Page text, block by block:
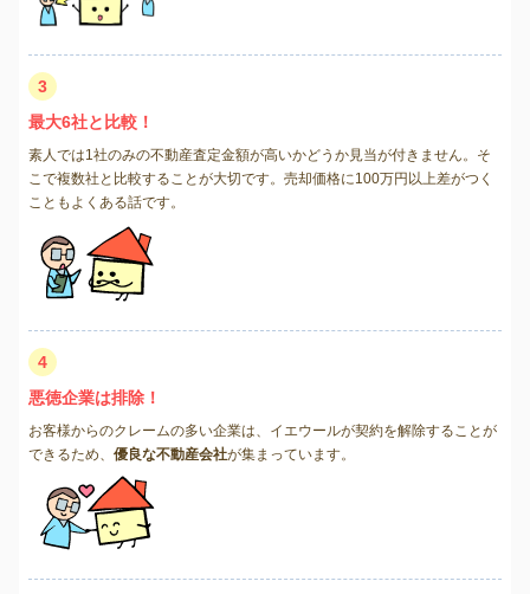
3
最大6社と比較！
素人では1社のみの不動産査定金額が高いかどうか見当が付きません。そ
こで複数社と比較することが大切です。売却価格に100万円以上差がつく
こともよくある話です。
4
悪徳企業は排除！
お客様からのクレームの多い企業は、イエウールが契約を解除することが
できるため、 優良な不動産会社が集まっています。